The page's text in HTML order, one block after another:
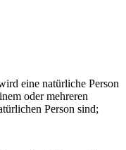
eine natürliche Person
oder mehreren
Person sind;